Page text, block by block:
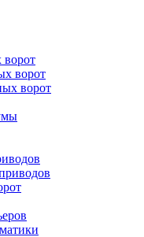
ворот
ворот
ворот